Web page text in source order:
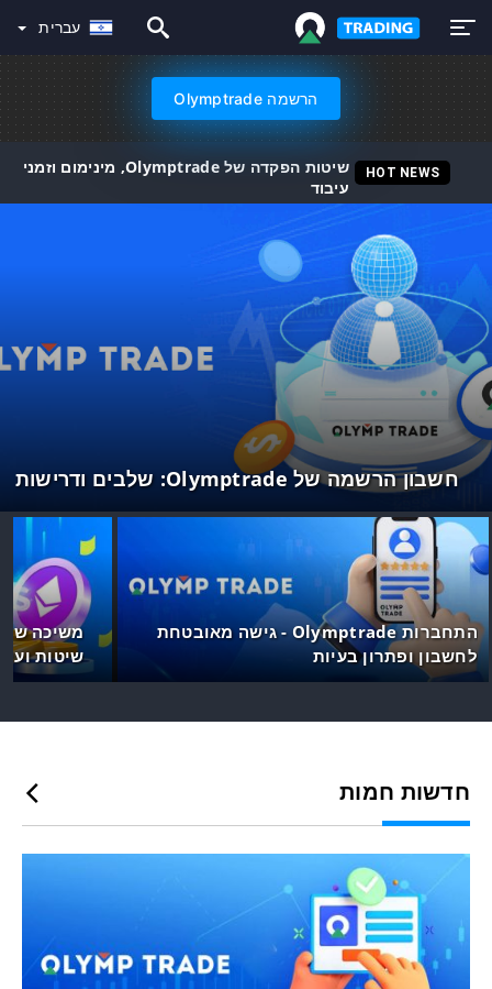
עברית
הרשמה Olymptrade
HOT NEWS
שיטות הפקדה של Olymptrade, מינימום וזמני
עיבוד
חשבון הרשמה של Olymptrade: שלבים ודרישות
התחברות Olymptrade - גישה מאובטחת
לחשבון ופתרון בעיות
שיטות
חדשות חמות